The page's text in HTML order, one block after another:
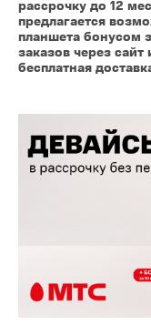
рассрочку до 12
предлагается
планшета бонусом
заказов через
бесплатная